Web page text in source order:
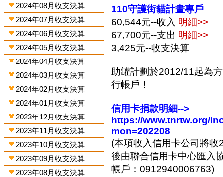
2024年08月收支決算
2024年07月收支決算
2024年06月收支決算
2024年05月收支決算
2024年04月收支決算
2024年03月收支決算
2024年02月收支決算
2024年01月收支決算
2023年12月收支決算
2023年11月收支決算
2023年10月收支決算
2023年09月收支決算
2023年08月收支決算
110守護街貓計畫專戶
60,544元--收入 明細>>
67,700元--支出 明細>>
3,425元--收支決算
助罐計劃於2012/11起為
行帳戶！
信用卡捐款明細-->
https://www.tnrtw.org/
mon=202208
(本項收入信用卡公司將
後由聯合信用卡中心匯入
帳戶：0912940006763)